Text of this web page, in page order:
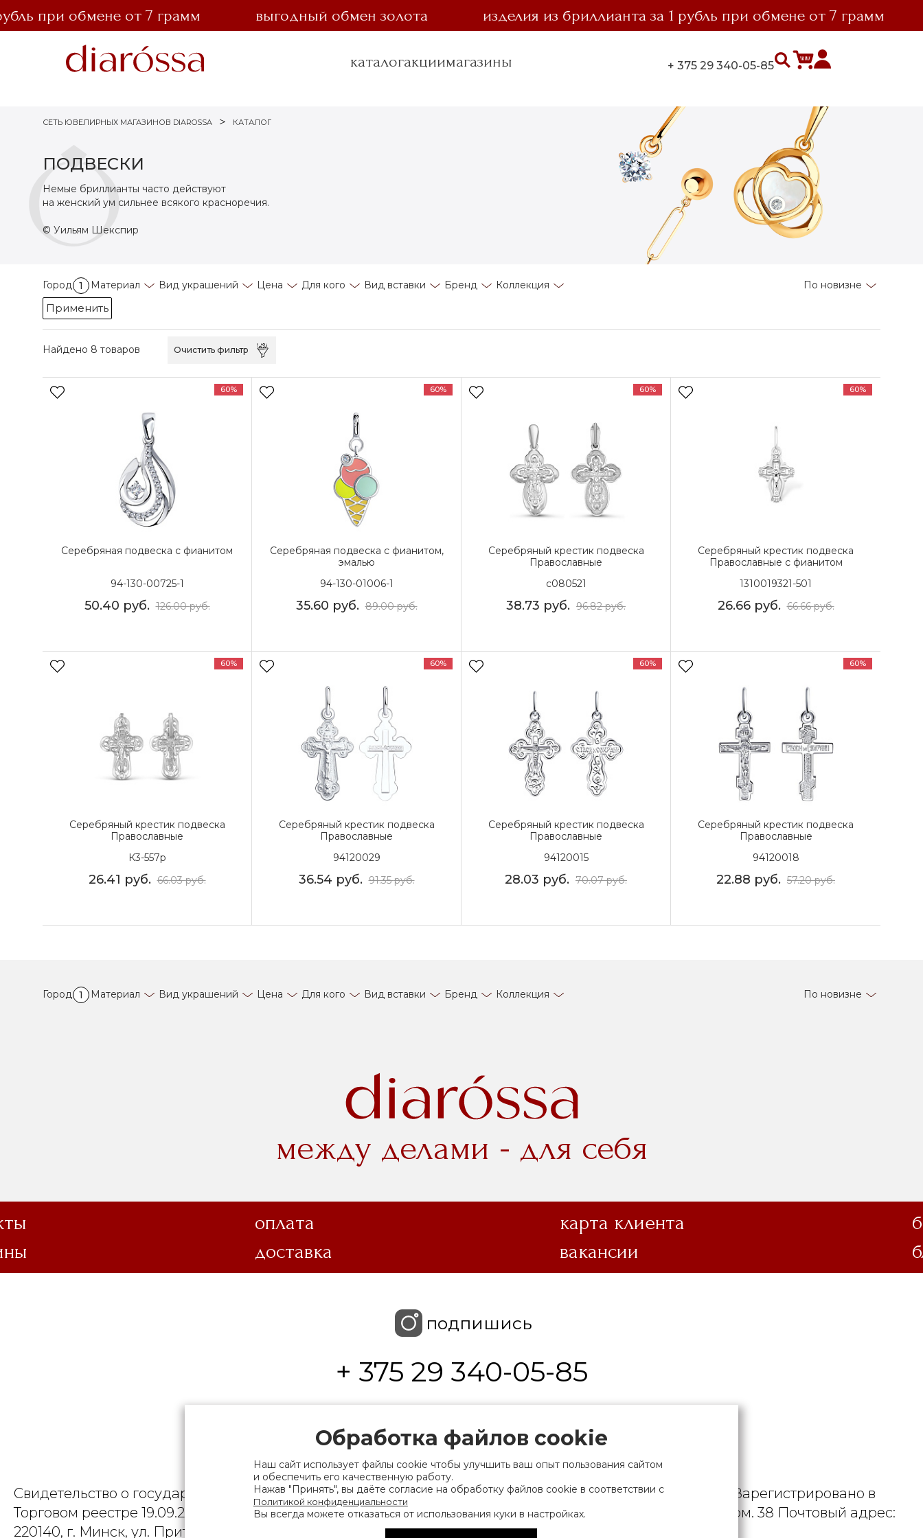
при обмене от 7 грамм выгодный обмен золота изделия из бриллианта за 1 рубль при обмене от 7 грамм
каталогакциимагазины + 375 29 340-05-85
СЕТЬ ЮВЕЛИРНЫХ МАГАЗИНОВ DIAROSSA КАТАЛОГ
ПОДВЕСКИ
Немые бриллианты часто действуют
на женский ум сильнее всякого красноречия.
© Уильям Шекспир
Город 1 Материал Вид украшений Цена Для кого Вид вставки Бренд Коллекция По новизне
Найдено 8 товаров Очистить фильтр
Применить
60%
Серебряная подвеска с фианитом
94-130-00725-1
50.40 руб. 126.00руб.
60%
Серебряная подвеска с фианитом,
эмалью
94-130-01006-1
35.60 руб. 89.00руб.
60%
Серебряный крестик подвеска
Православные
с080521
38.73 руб. 96.82руб.
60%
Серебряный крестик подвеска
Православные с фианитом
1310019321-501
26.66 руб. 66.66руб.
60%
Серебряный крестик подвеска
Православные
К3-557р
26.41 руб. 66.03руб.
60%
Серебряный крестик подвеска
Православные
94120029
36.54 руб. 91.35руб.
60%
Серебряный крестик подвеска
Православные
94120015
28.03 руб. 70.07руб.
60%
Серебряный крестик подвеска
Православные
94120018
22.88 руб. 57.20руб.
Город 1 Материал Вид украшений Цена Для кого Вид вставки Бренд Коллекция По новизне
между делами - для себя
оплата карта клиента
доставка вакансии
подпишись
+ 375 29 340-05-85
пн-чт 9.00-17.30, пт 9.00-17.30, сб-вс выходной.
Общество с ограниченной ответственностью «Торгиндустрия».
Свидетельство о государственной регистрации выдано Мингорисполкомом 01.06.2022. УНП 190729471. Зарегистрировано в
Торговом реестре 19.09.2025, № 758300. Юридический адрес: 220007, г. Минск, ул. Фабрициуса, д. 9А, пом. 38 Почтовый адрес:
220140, г. Минск, ул. Притыцкого, д.79, пом. 9
Обработка файлов cookie
Наш сайт использует файлы cookie чтобы улучшить ваш опыт пользования сайтом
и обеспечить его качественную работу.
Нажав "Принять", вы даёте согласие на обработку файлов cookie в соответствии с
Политикой конфиденциальности
Вы всегда можете отказаться от использования куки в настройках.